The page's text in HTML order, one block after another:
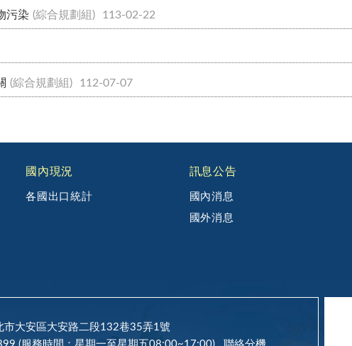
污染 (綜合規劃組) 113-02-22
(綜合規劃組) 112-07-07
國內現況
各國出口統計
訊息公告
國內消息
國外消息
大安區大安路二段132巷35弄1號